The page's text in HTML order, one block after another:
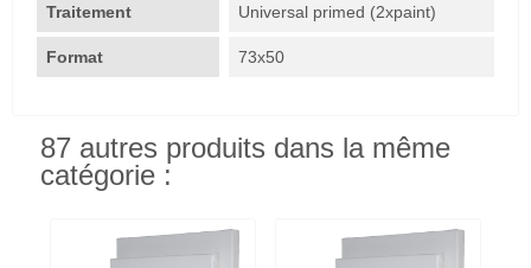
Traitement Universal primed (2xpaint)
Format 73x50
87 autres produits dans la même
catégorie :